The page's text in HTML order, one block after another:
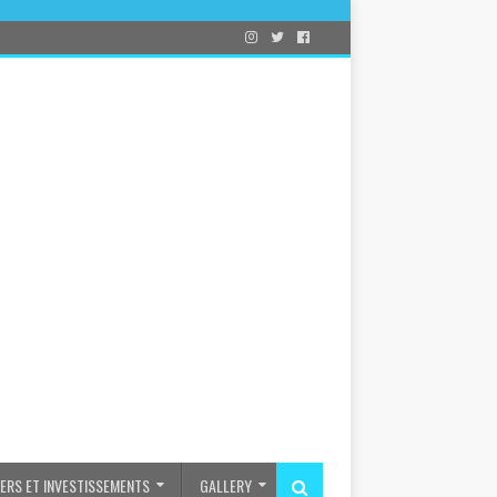
ET INVESTISSEMENTS GALLERY